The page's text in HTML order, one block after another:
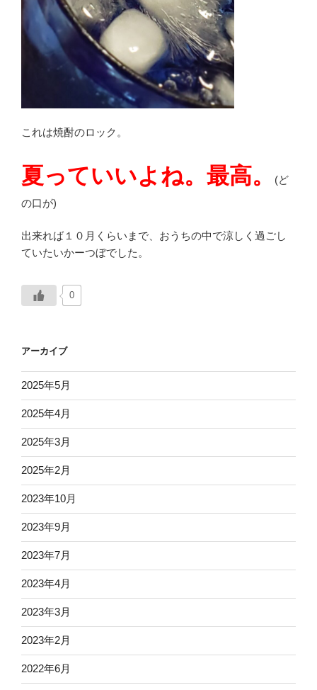
これは焼酎のロック。
夏っていいよね。最高。
(ど
の口が)
出来れば１０月くらいまで、おうちの中で涼しく過ごし
ていたいかーつぼでした。
0
アーカイブ
2025年5月
2025年4月
2025年3月
2025年2月
2023年10月
2023年9月
2023年7月
2023年4月
2023年3月
2023年2月
2022年6月